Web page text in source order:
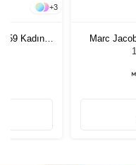
+3
Kadın
Marc